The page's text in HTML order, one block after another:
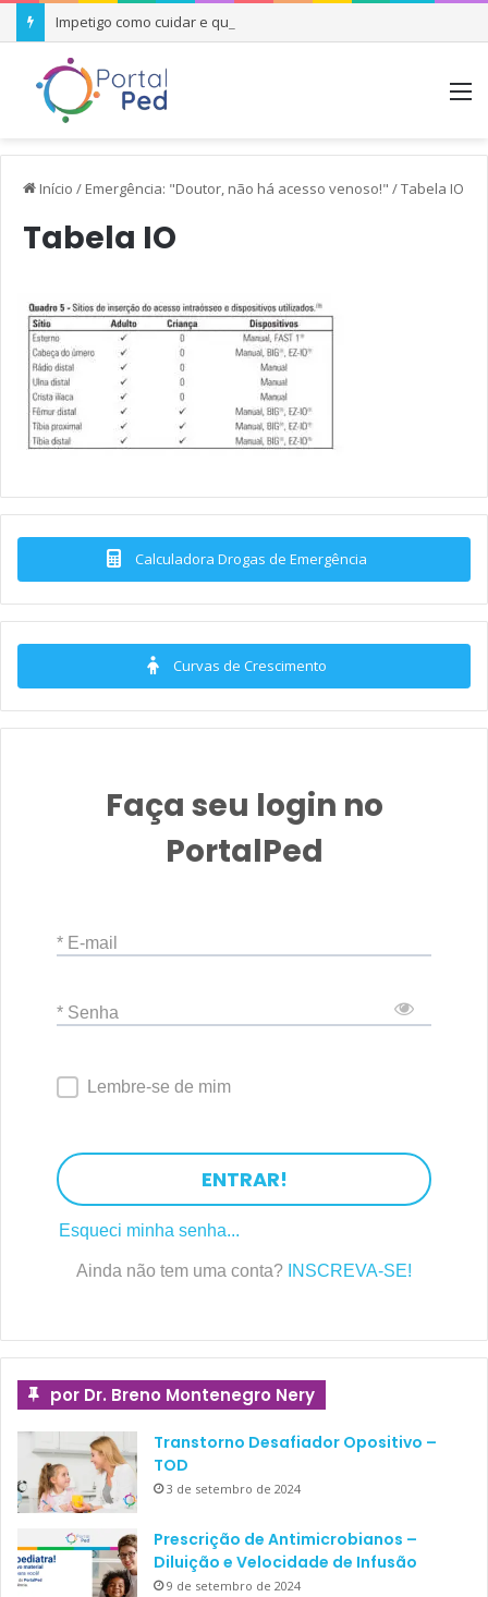
Impetigo como cuidar e quando se preocupar
Início / Emergência: "Doutor, não há acesso venoso!" /Tabela IO
Tabela IO
Calculadora Drogas de Emergência
Curvas de Crescimento
Faça seu login no
PortalPed
* E-mail
* Senha
Lembre-se de mim
ENTRAR!
Esqueci minha senha...
Ainda não tem uma conta? INSCREVA-SE!
por Dr. Breno Montenegro Nery
Transtorno Desafiador Opositivo –
TOD
3 de setembro de 2024
Prescrição de Antimicrobianos –
Diluição e Velocidade de Infusão
9 de setembro de 2024